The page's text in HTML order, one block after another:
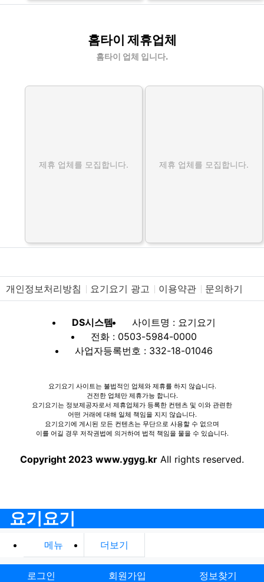
홈타이 제휴업체
홈타이 업체 입니다.
제휴 업체를 모집합니다. 제휴 업체를 모집합니다.
개인정보처리방침 요기요기 광고 이용약관 문의하기
DS시스템
사이트명 : 요기요기
전화 : 0503-5984-0000
사업자등록번호 : 332-18-01046
요기요기 사이트는 불법적인 업체와 제휴를 하지 않습니다.
건전한 업체만 제휴가능 합니다.
요기요기는 정보제공자로서 제휴업체가 등록한 컨텐츠 및 이와 관련한
어떤 거래에 대해 일체 책임을 지지 않습니다.
요기요기에 게시된 모든 컨텐츠는 무단으로 사용할 수 없으며
이를 어길 경우 저작권법에 의거하여 법적 책임을 물을 수 있습니다.
Copyright 2023 www.ygyg.kr All rights reserved.
요기요기
메뉴 더보기
로그인 회원가입 정보찾기